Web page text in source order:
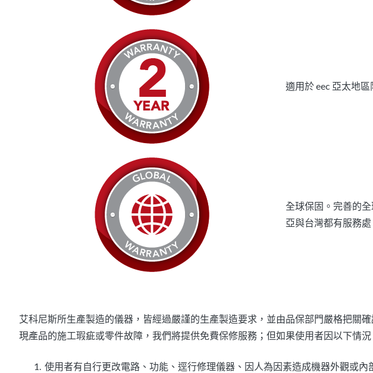
適用於 eec 亞太地
全球保固。完善的
亞與台灣都有服務
艾科尼斯所生產製造的儀器，皆經過嚴謹的生產製造要求，並由品保部門嚴格把關
現產品的施工瑕疵或零件故障，我們將提供免費保修服務；但如果使用者因以下情
使用者有自行更改電路、功能、逕行修理儀器、因人為因素造成機器外觀或